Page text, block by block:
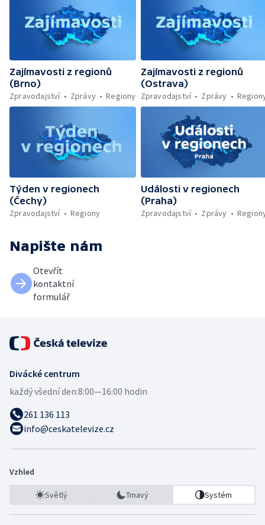
Zajímavosti z regionů
(Brno)
Zpravodajství
Zprávy Regiony
Zajímavosti z regionů
(Ostrava)
Zpravodajství
Zprávy
Týden v regionech
(Čechy)
Zpravodajství
Regiony
Události v regionech
(Praha)
Zpravodajství
Zprávy
Napište nám
Otevřít
kontaktní
formulář
Divácké centrum
každý všední den:8:00—16:00 hodin
261 136 113
info@ceskatelevize.cz
Vzhled
Světlý Tmavý Systém